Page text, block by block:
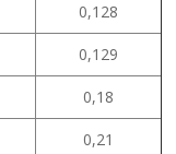
0,128
0,129
0,18
0,21